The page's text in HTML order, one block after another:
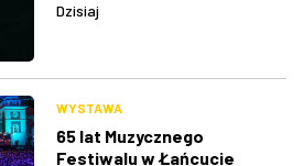
Dzisiaj
WYSTAWA
65 lat Muzycznego
Festiwalu w Łańcucie